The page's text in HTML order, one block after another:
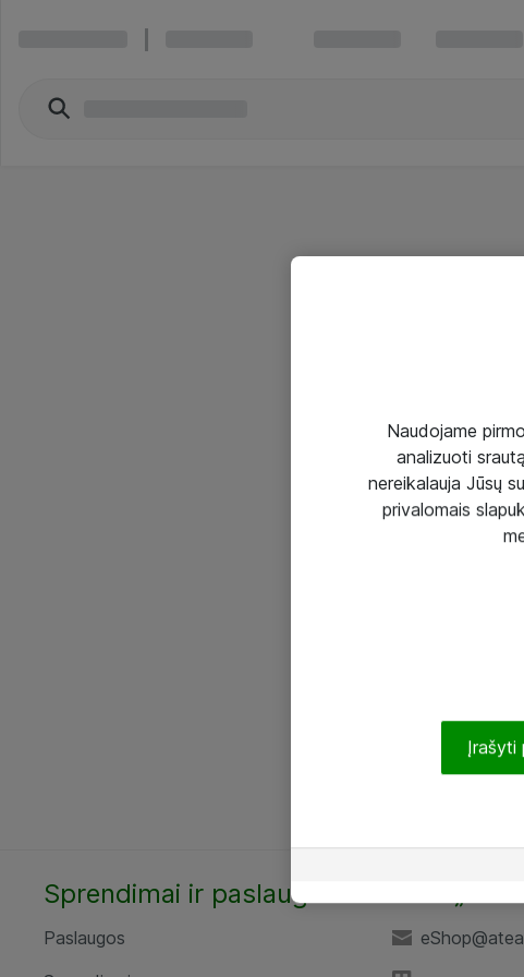
Sprendimai ir paslaugos
Paslaugos
Naudojame
analizuoti
nereikalauja Jūsų
privalomais
Įrašyti